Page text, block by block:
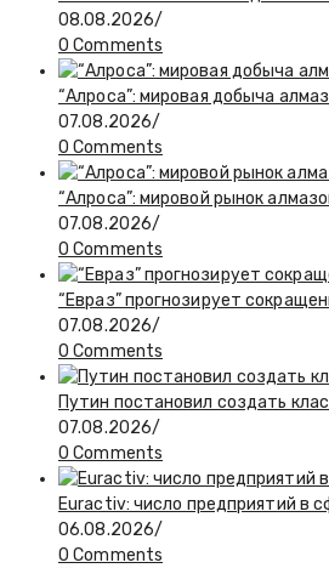
08.08.2026/
0 Comments
“Алроса”: мировая добыча
07.08.2026/
0 Comments
“Алроса”: мировой рынок
07.08.2026/
0 Comments
“Евраз” прогнозирует
07.08.2026/
0 Comments
Путин постановил создать
07.08.2026/
0 Comments
Euractiv: число предприятий в
06.08.2026/
0 Comments